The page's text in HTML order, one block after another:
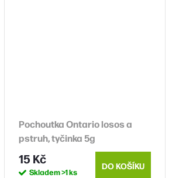
Pochoutka Ontario losos a
pstruh, tyčinka 5g
15 Kč
Skladem>1 ks
DO KOŠÍKU